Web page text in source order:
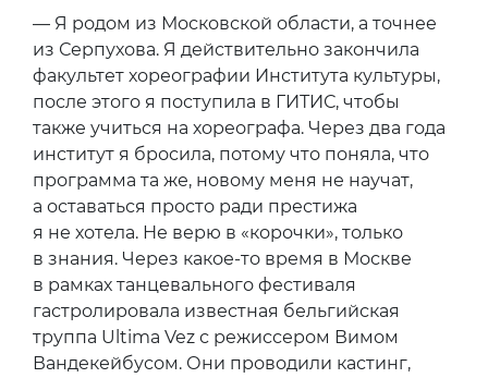
— Я родом из Московской области, а точнее
из Серпухова. Я действительно закончила
факультет хореографии Института культуры,
после этого я поступила в ГИТИС, чтобы
также учиться на хореографа. Через два года
институт я бросила, потому что поняла, что
программа та же, новому меня не научат,
а оставаться просто ради престижа
я не хотела. Не верю в «корочки», только
в знания. Через какое-то время в Москве
в рамках танцевального фестиваля
гастролировала известная бельгийская
труппа Ultima Vez с режиссером Вимом
Вандекейбусом. Они проводили кастинг,